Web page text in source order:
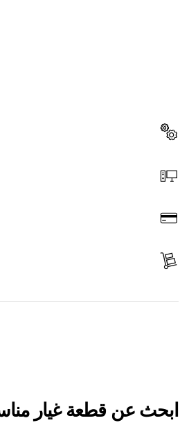
ابحث عن قطعة غيار